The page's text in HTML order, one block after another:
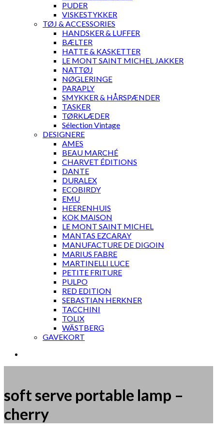
PUDER
VISKESTYKKER
TØJ & ACCESSORIES
HANDSKER & LUFFER
BÆLTER
HATTE & KASKETTER
LE MONT SAINT MICHEL JAKKER
NATTØJ
NØGLERINGE
PARAPLY
SMYKKER & HÅRSPÆNDER
TASKER
TØRKLÆDER
Sélection Vintage
DESIGNERE
AMES
BEAU MARCHÉ
CHARVET ÉDITIONS
DANTE
DURALEX
ECOBIRDY
EMU
HEERENHUIS
KOK MAISON
LE MONT SAINT MICHEL
MANTAS EZCARAY
MANUFACTURE DE DIGOIN
MARIUS FABRE
MARTINELLI LUCE
PETITE FRITURE
PULPO
RED EDITION
SEBASTIAN HERKNER
TACCHINI
TOLIX
WÄSTBERG
GAVEKORT
soft serve portable lamp –
cherry